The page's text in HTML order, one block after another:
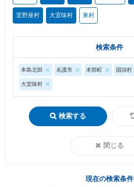
宜野座村 大宜味村 東村
検索条件
本島北部 名護市 本部町 国頭村
大宜味村
検索する
閉じる
現在の検索条件